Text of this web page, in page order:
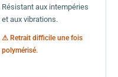
Résistant aux intempéries
et aux vibrations.
⚠ Retrait difficile une fois
polymérisé.